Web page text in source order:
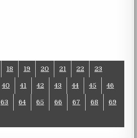
18 19 20 21 22 23
40 41 42 43 44 45 46
63 64 65 66 67 68 69